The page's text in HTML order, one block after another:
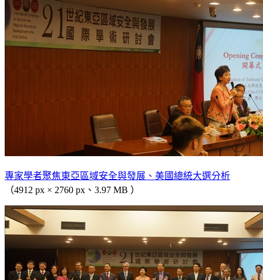
專家學者聚焦東亞區域安全與發展、美國總統大選分析
（4912 px × 2760 px、3.97 MB ）